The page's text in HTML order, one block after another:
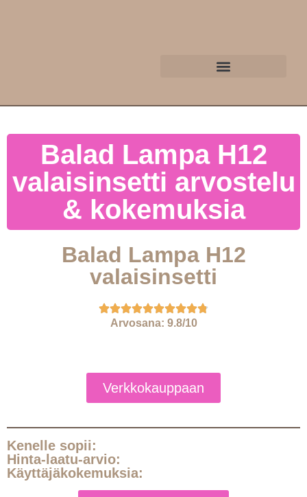
Balad Lampa H12
valaisinsetti arvostelu
& kokemuksia
Balad Lampa H12
valaisinsetti
Arvosana: 9.8/10
Verkkokauppaan
Kenelle sopii:
Hinta-laatu-arvio:
Käyttäjäkokemuksia: